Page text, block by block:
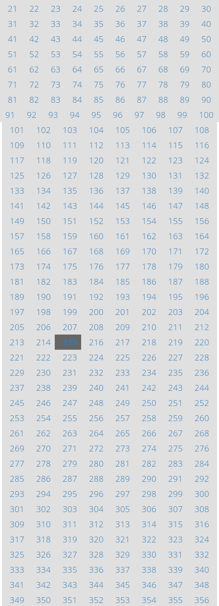
21
22 23 24 25 26 27 28 29
30
31
32 33 34 35 36 37 38 39
40
41
42 43 44 45 46 47 48 49
50
51
52 53 54 55 56 57 58 59
60
61
62 63 64 65 66 67 68 69
70
71
72 73 74 75 76 77 78 79
80
81
82 83 84 85 86 87 88 89
90
91
92 93 94 95 96 97 98 99
100
101
102 103 104 105 106 107
108
109
110 111 112 113 114 115
116
117
118 119 120 121 122 123
124
125
126 127 128 129 130 131
132
133
134 135 136 137 138 139
140
141
142 143 144 145 146 147
148
149
150 151 152 153 154 155
156
157
158 159 160 161 162 163
164
165
166 167 168 169 170 171
172
173
174 175 176 177 178 179
180
181
182 183 184 185 186 187
188
189
190 191 192 193 194 195
196
197
198 199 200 201 202 203
204
205
206 207 208 209 210 211
212
213
214 215 216 217 218 219
220
221
222 223 224 225 226 227
228
229
230 231 232 233 234 235
236
237
238 239 240 241 242 243
244
245
246 247 248 249 250 251
252
253
254 255 256 257 258 259
260
261
262 263 264 265 266 267
268
269
270 271 272 273 274 275
276
277
278 279 280 281 282 283
284
285
286 287 288 289 290 291
292
293
294 295 296 297 298 299
300
301
302 303 304 305 306 307
308
309
310 311 312 313 314 315
316
317
318 319 320 321 322 323
324
325
326 327 328 329 330 331
332
333
334 335 336 337 338 339
340
341
342 343 344 345 346 347
348
349
350 351 352 353 354 355 356